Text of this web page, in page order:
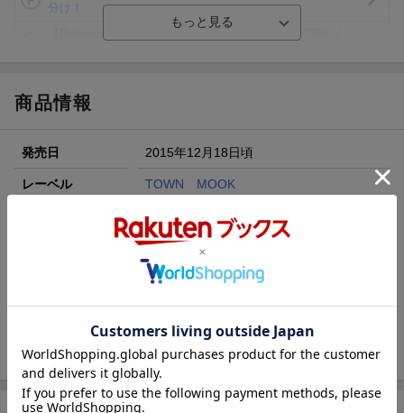
分け！
が当たる！
楽天モバイル紹介キャンペーンの拡散で300円OFFクーポン
進呈
商品情報
発売日 2015年12月18日頃
レーベル TOWN MOOK
CLASSIX
徳間書店
ムックその他
ページ数 210p
9784197104239